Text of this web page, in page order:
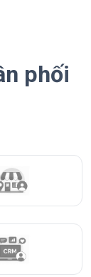
phối